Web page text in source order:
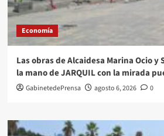
Economía
Las obras de Alcaidesa Marina Ocio
la mano de JARQUIL con la mirada
GabinetedePrensa agosto 6, 2026 0